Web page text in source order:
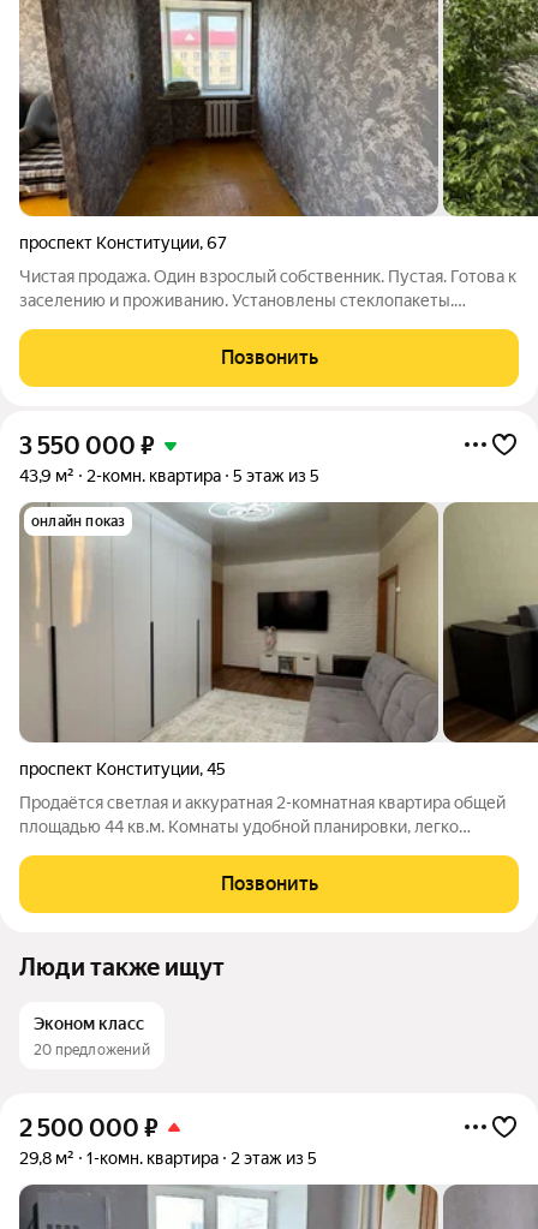
проспект Конституции,67
Чистая продажа. Один взрослый собственник. Пустая. Готова к
заселению и проживанию. Установлены стеклопакеты.
Позвонить
3 550 000 ₽
43,9 м² 2-комн. квартира 5 этаж из 5
онлайн показ
проспект Конституции,45
Продаётся светлая и аккуратная 2-комнатная квартира общей
площадью 44 кв.м. Комнаты удобной планировки, легко
компактная, но функциональная, всё под рукой. Квартира
расположена на 5 этаже
Позвонить
Люди также ищут
Эконом класс
20 предложений
2 500 000 ₽
29,8 м² 1-комн. квартира 2 этаж из 5